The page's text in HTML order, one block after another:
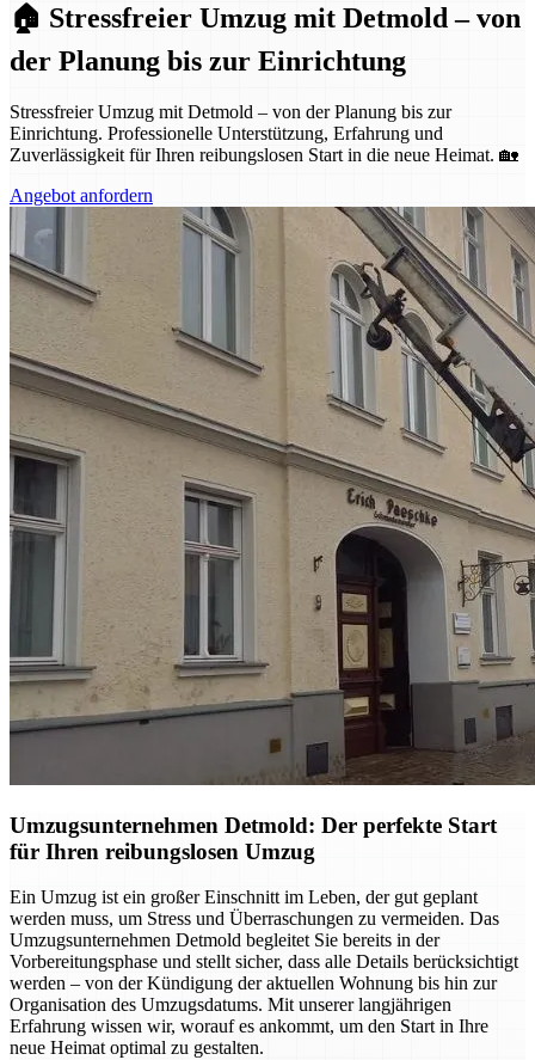
🏠 Stressfreier Umzug mit Detmold – von
der Planung bis zur Einrichtung
Stressfreier Umzug mit Detmold – von der Planung bis zur
Einrichtung. Professionelle Unterstützung, Erfahrung und
Zuverlässigkeit für Ihren reibungslosen Start in die neue Heimat. 🏡
Angebot anfordern
Umzugsunternehmen Detmold: Der perfekte Start
für Ihren reibungslosen Umzug
Ein Umzug ist ein großer Einschnitt im Leben, der gut geplant
werden muss, um Stress und Überraschungen zu vermeiden. Das
Umzugsunternehmen Detmold begleitet Sie bereits in der
Vorbereitungsphase und stellt sicher, dass alle Details berücksichtigt
werden – von der Kündigung der aktuellen Wohnung bis hin zur
Organisation des Umzugsdatums. Mit unserer langjährigen
Erfahrung wissen wir, worauf es ankommt, um den Start in Ihre
neue Heimat optimal zu gestalten.